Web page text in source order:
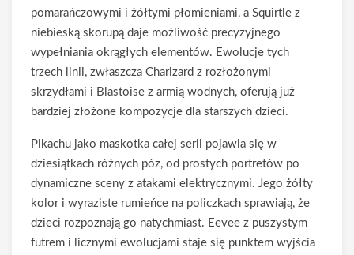
pomarańczowymi i żółtymi płomieniami, a Squirtle z
niebieską skorupą daje możliwość precyzyjnego
wypełniania okrągłych elementów. Ewolucje tych
trzech linii, zwłaszcza Charizard z rozłożonymi
skrzydłami i Blastoise z armią wodnych, oferują już
bardziej złożone kompozycje dla starszych dzieci.
Pikachu jako maskotka całej serii pojawia się w
dziesiątkach różnych póz, od prostych portretów po
dynamiczne sceny z atakami elektrycznymi. Jego żółty
kolor i wyraziste rumieńce na policzkach sprawiają, że
dzieci rozpoznają go natychmiast. Eevee z puszystym
futrem i licznymi ewolucjami staje się punktem wyjścia